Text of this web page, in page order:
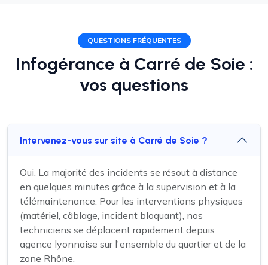
QUESTIONS FRÉQUENTES
Infogérance à Carré de Soie :
vos questions
Intervenez-vous sur site à Carré de Soie ?
Oui. La majorité des incidents se résout à distance
en quelques minutes grâce à la supervision et à la
télémaintenance. Pour les interventions physiques
(matériel, câblage, incident bloquant), nos
techniciens se déplacent rapidement depuis
agence lyonnaise sur l'ensemble du quartier et de la
zone Rhône.